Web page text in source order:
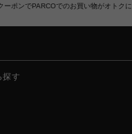
ーポンでPARCOでのお買い物がオトクに
探す